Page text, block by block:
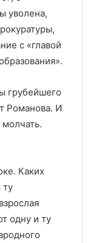
уволена,
с «главой
грубейшего
Романова. И
Каких
ту
одну и ту